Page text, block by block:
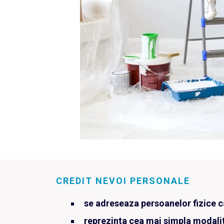
CREDIT NEVOI PERSONALE
se adreseaza persoanelor fizice
reprezinta cea mai simpla